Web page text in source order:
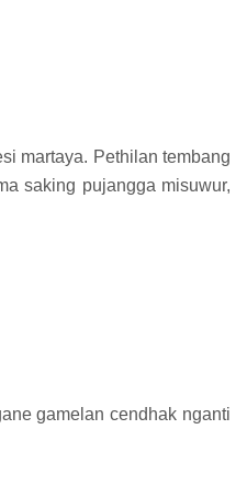
martaya. Pethilan tembang
saking pujangga misuwur,
gamelan cendhak nganti